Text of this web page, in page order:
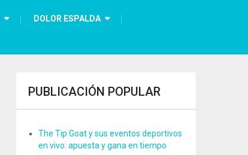
DOLOR ESPALDA
PUBLICACIÓN POPULAR
The Tip Goat y sus eventos deportivos
en vivo: apuesta y gana en tiempo